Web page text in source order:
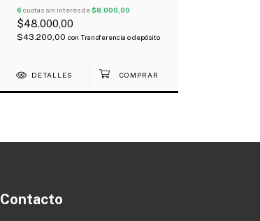
6 cuotas sin interés de$8.000,00
$48.000,00
$43.200,00 con Transferencia o depósito
DETALLES
Contacto